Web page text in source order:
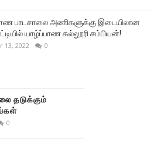
பாடசாலை அணிகளுக்கு இடையிலான
யாழ்ப்பாண கல்லூரி சம்பியன்!
13, 2022 0
தடுக்கும்
0